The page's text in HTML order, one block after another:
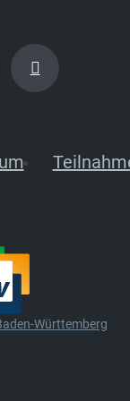
Württemberg